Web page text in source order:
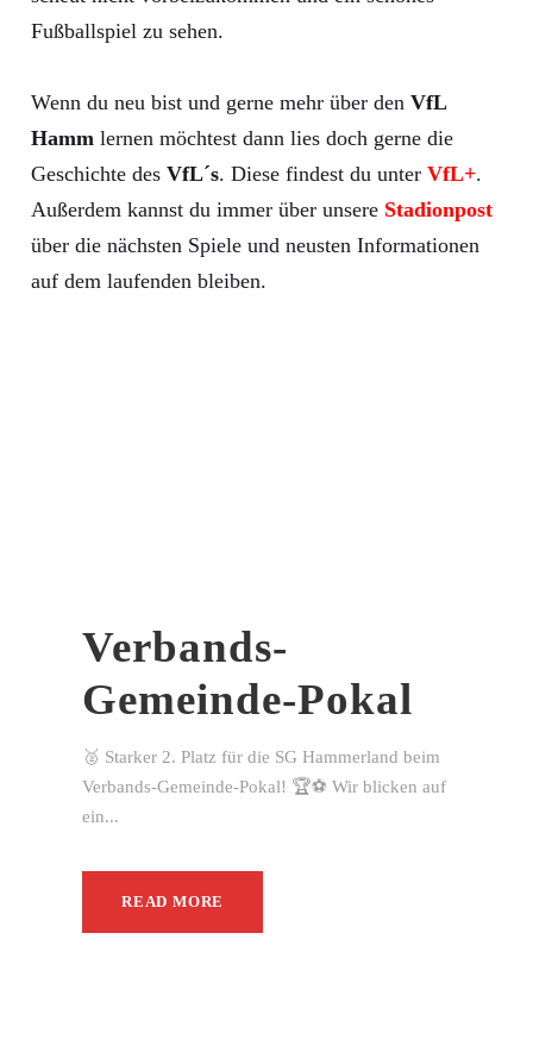
Fußballspiel zu sehen.
Wenn du neu bist und gerne mehr über den VfL
Hamm lernen möchtest dann lies doch gerne die
Geschichte des VfL´s. Diese findest du unter VfL+.
Außerdem kannst du immer über unsere Stadionpost
über die nächsten Spiele und neusten Informationen
auf dem laufenden bleiben.
Verbands-
Gemeinde-Pokal
🥈 Starker 2. Platz für die SG Hammerland beim
Verbands-Gemeinde-Pokal! 🏆⚽ Wir blicken auf
ein...
READ MORE